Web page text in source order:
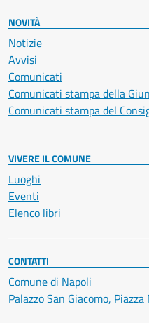
NOVITÀ
Notizie
Avvisi
Comunicati
Comunicati stampa della
Comunicati stampa del
VIVERE IL COMUNE
Luoghi
Eventi
Elenco libri
CONTATTI
Comune di Napoli
Palazzo San Giacomo,